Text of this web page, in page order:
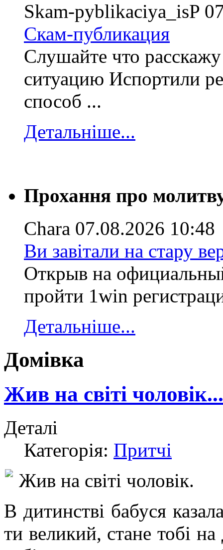
Skam-pyblikaciya_isP
Скам-публикация
Слушайте что
ситуацию Испортили
способ ...
Детальніше...
Прохання про
Chara 07.08.2026 10:48
Ви завітали на стару
Открыв на
пройти 1win
Детальніше...
Домівка
Жив на світі чоловік...
Деталі
Категорія: Притчі
Жив на світі чоловік.
В дитинстві бабуся
ти великий, стане тобі